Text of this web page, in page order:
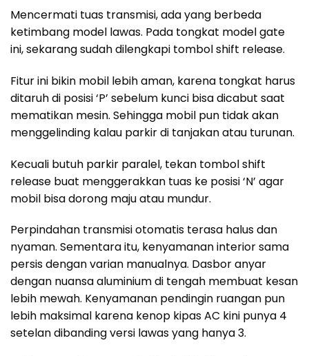
Mencermati tuas transmisi, ada yang berbeda
ketimbang model lawas. Pada tongkat model gate
ini, sekarang sudah dilengkapi tombol shift release.
Fitur ini bikin mobil lebih aman, karena tongkat harus
ditaruh di posisi ‘P’ sebelum kunci bisa dicabut saat
mematikan mesin. Sehingga mobil pun tidak akan
menggelinding kalau parkir di tanjakan atau turunan.
Kecuali butuh parkir paralel, tekan tombol shift
release buat menggerakkan tuas ke posisi ‘N’ agar
mobil bisa dorong maju atau mundur.
Perpindahan transmisi otomatis terasa halus dan
nyaman. Sementara itu, kenyamanan interior sama
persis dengan varian manualnya. Dasbor anyar
dengan nuansa aluminium di tengah membuat kesan
lebih mewah. Kenyamanan pendingin ruangan pun
lebih maksimal karena kenop kipas AC kini punya 4
setelan dibanding versi lawas yang hanya 3.